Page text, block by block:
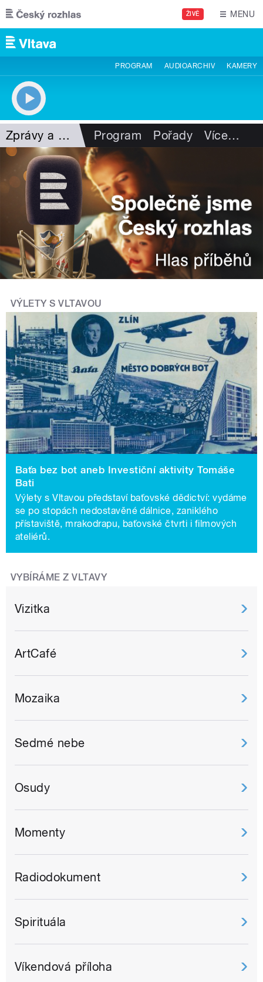
Přejít k hlavnímu obsahu
ŽIVĚ MENU
PROGRAM AUDIOARCHIV KAMERY
Zprávy a publicistika Program Pořady Více…
VÝLETY S VLTAVOU
Baťa bez bot aneb Investiční aktivity Tomáše
Bati
Výlety s Vltavou představí baťovské dědictví: vydáme
se po stopách nedostavěné dálnice, zaniklého
přístaviště, mrakodrapu, baťovské čtvrti i filmových
ateliérů.
VYBÍRÁME Z VLTAVY
Vizitka
ArtCafé
Mozaika
Sedmé nebe
Osudy
Momenty
Radiodokument
Spirituála
Víkendová příloha